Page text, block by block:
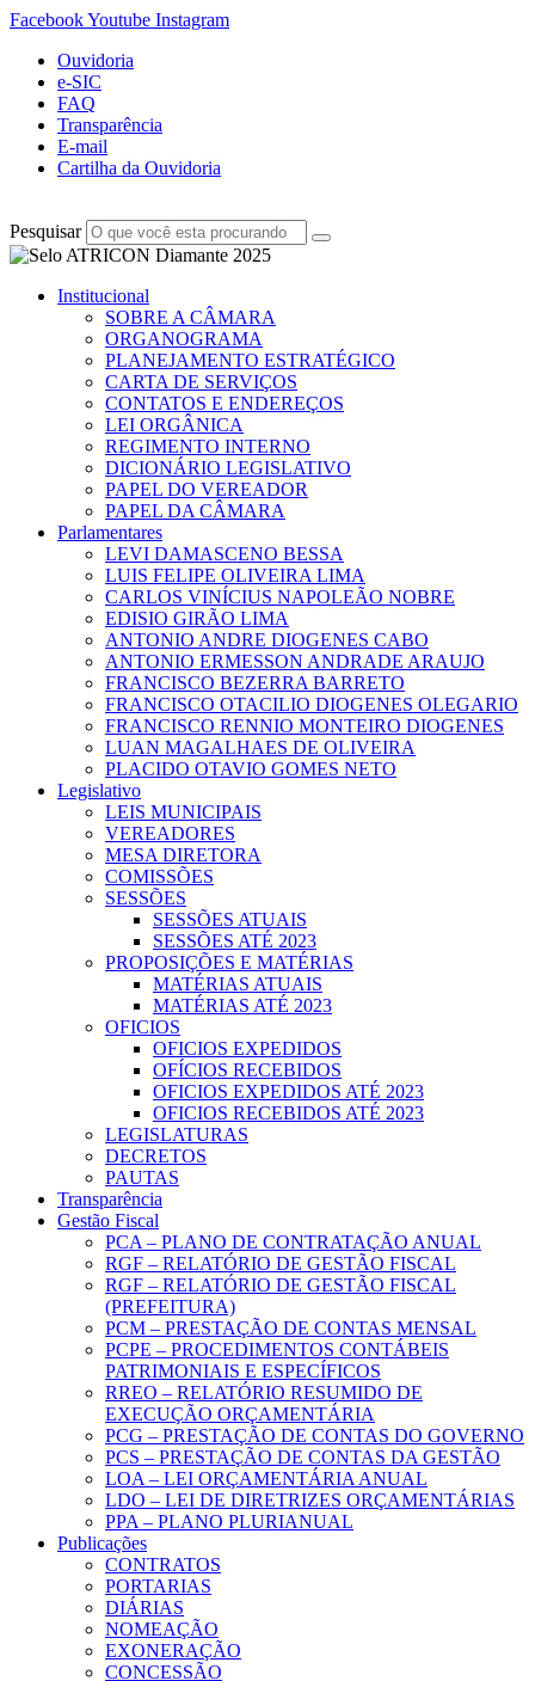
FacebookYoutube Instagram
Ouvidoria
e-SIC
FAQ
Transparência
E-mail
Cartilha da Ouvidoria
Pesquisar
Institucional
SOBRE A CÂMARA
ORGANOGRAMA
PLANEJAMENTO ESTRATÉGICO
CARTA DE SERVIÇOS
CONTATOS E ENDEREÇOS
LEI ORGÂNICA
REGIMENTO INTERNO
DICIONÁRIO LEGISLATIVO
PAPEL DO VEREADOR
PAPEL DA CÂMARA
Parlamentares
LEVI DAMASCENO BESSA
LUIS FELIPE OLIVEIRA LIMA
CARLOS VINÍCIUS NAPOLEÃO NOBRE
EDISIO GIRÃO LIMA
ANTONIO ANDRE DIOGENES CABO
ANTONIO ERMESSON ANDRADE ARAUJO
FRANCISCO BEZERRA BARRETO
FRANCISCO OTACILIO DIOGENES OLEGARIO
FRANCISCO RENNIO MONTEIRO DIOGENES
LUAN MAGALHAES DE OLIVEIRA
PLACIDO OTAVIO GOMES NETO
Legislativo
LEIS MUNICIPAIS
VEREADORES
MESA DIRETORA
COMISSÕES
SESSÕES
SESSÕES ATUAIS
SESSÕES ATÉ 2023
PROPOSIÇÕES E MATÉRIAS
MATÉRIAS ATUAIS
MATÉRIAS ATÉ 2023
OFICIOS
OFICIOS EXPEDIDOS
OFÍCIOS RECEBIDOS
OFICIOS EXPEDIDOS ATÉ 2023
OFICIOS RECEBIDOS ATÉ 2023
LEGISLATURAS
DECRETOS
PAUTAS
Transparência
Gestão Fiscal
PCA – PLANO DE CONTRATAÇÃO ANUAL
RGF – RELATÓRIO DE GESTÃO FISCAL
RGF – RELATÓRIO DE GESTÃO FISCAL
(PREFEITURA)
PCM – PRESTAÇÃO DE CONTAS MENSAL
PCPE – PROCEDIMENTOS CONTÁBEIS
PATRIMONIAIS E ESPECÍFICOS
RREO – RELATÓRIO RESUMIDO DE
EXECUÇÃO ORÇAMENTÁRIA
PCG – PRESTAÇÃO DE CONTAS DO GOVERNO
PCS – PRESTAÇÃO DE CONTAS DA GESTÃO
LOA – LEI ORÇAMENTÁRIA ANUAL
LDO – LEI DE DIRETRIZES ORÇAMENTÁRIAS
PPA – PLANO PLURIANUAL
Publicações
CONTRATOS
PORTARIAS
DIÁRIAS
NOMEAÇÃO
EXONERAÇÃO
CONCESSÃO